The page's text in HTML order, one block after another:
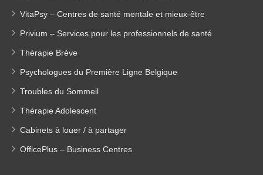
VitaPsy – Centres de santé mentale et mieux-être
Privium – Services pour les professionnels de santé
Thérapie Brève
Psychologues du Première Ligne Belgique
Troubles du Sommeil
Thérapie Adolescent
Cabinets à louer / à partager
OfficePlus – Business Centres